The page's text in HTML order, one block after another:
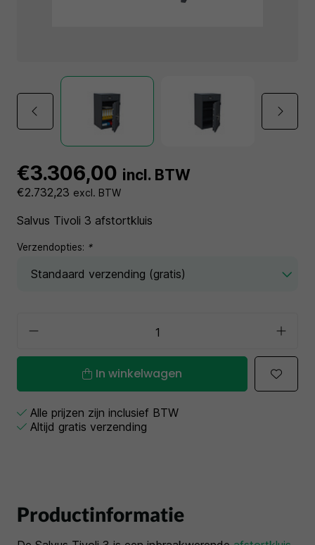
€3.306,00 incl. BTW
€2.732,23 excl. BTW
Salvus Tivoli 3 afstortkluis
Verzendopties: *
In winkelwagen
Alle prijzen zijn inclusief BTW
Altijd gratis verzending
Productinformatie